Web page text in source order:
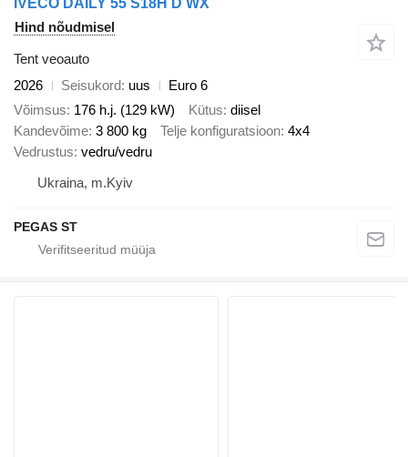
IVECO DAILY 55 S18H D WX
Hind nõudmisel
Tent veoauto
2026
Seisukord uus
Euro 6
Võimsus 176 h.j. (129 kW) Kütus diisel
Kandevõime 3 800 kg Telje konfiguratsioon 4x4
Vedrustus vedru/vedru
Ukraina, m.Kyiv
PEGAS ST